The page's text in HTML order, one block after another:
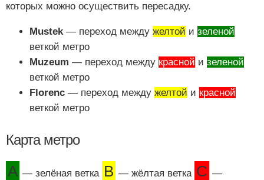
которых можно осуществить пересадку.
Mustek— переход между желтой и зеленой
веткой метро
Muzeum — переход между красной и зеленой
веткой метро
Florenc — переход между желтой и красной
веткой метро
Карта метро
A — зелёная ветка B — жёлтая ветка C —